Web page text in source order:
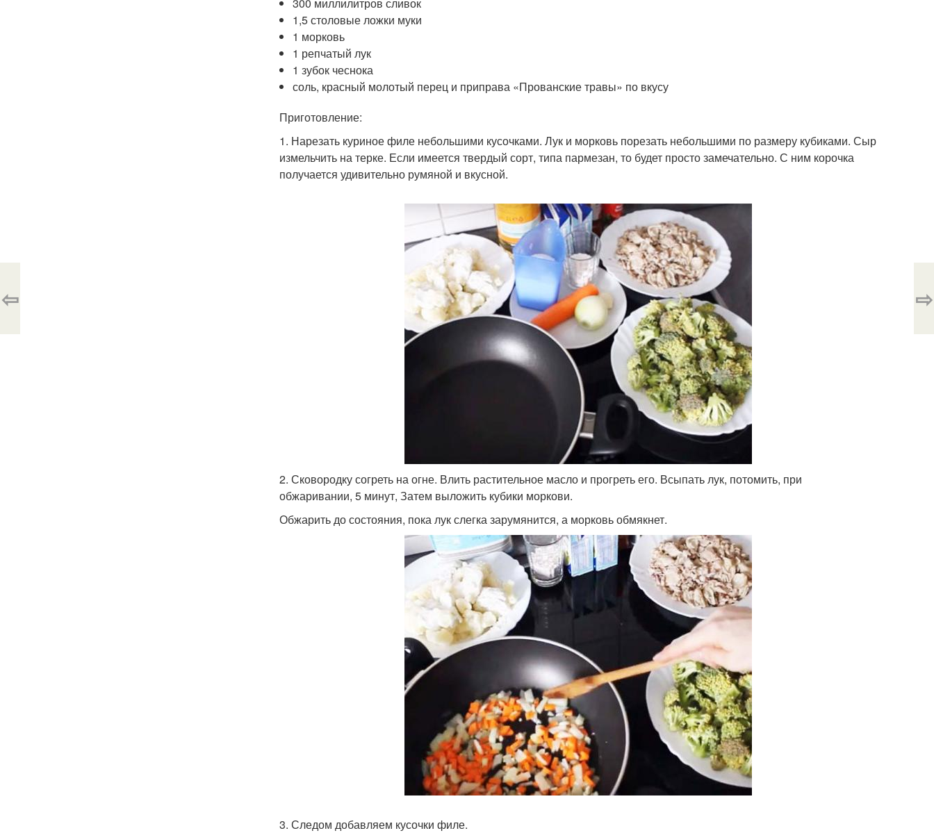
1,5 столовые ложки муки
1 морковь
1 репчатый лук
1 зубок чеснока
соль, красный молотый перец и приправа «Прованские травы» по вкусу
Приготовление:
1. Нарезать куриное филе небольшими кусочками. Лук и морковь порезать небольшими по размеру кубиками. Сыр
измельчить на терке. Если имеется твердый сорт, типа пармезан, то будет просто замечательно. С ним корочка
получается удивительно румяной и вкусной.
2. Сковородку согреть на огне. Влить растительное масло и прогреть его. Всыпать лук, потомить, при
обжаривании, 5 минут, Затем выложить кубики моркови.
Обжарить до состояния, пока лук слегка зарумянится, а морковь обмякнет.
3. Следом добавляем кусочки филе.
⇦ ⇨